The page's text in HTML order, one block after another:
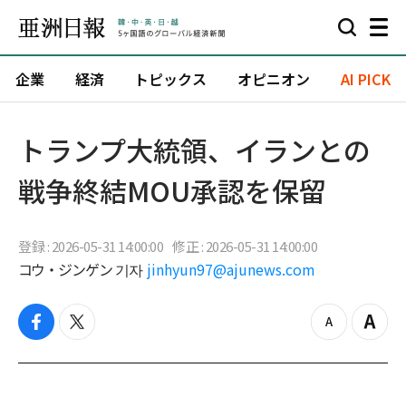
企業 経済 トピックス オピニオン AI PICK
トランプ大統領、イランとの
戦争終結MOU承認を保留
登録 : 2026-05-31 14:00:00 修正 : 2026-05-31 14:00:00
コウ・ジンゲン 기자 jinhyun97@ajunews.com
f
c
t
i
z
o
Z
o